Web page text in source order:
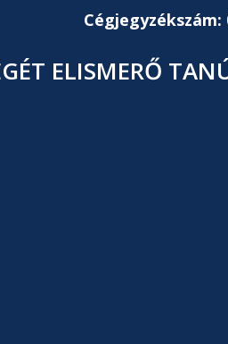
Cégjegyzékszám:
ELISMERŐ